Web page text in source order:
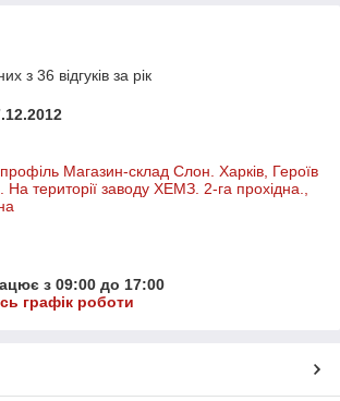
з 36 відгуків за рік
Магазин-склад Слон. Харків, Героїв
На території заводу ХЕМЗ. 2-га прохідна.,
з 09:00 до 17:00
графік роботи